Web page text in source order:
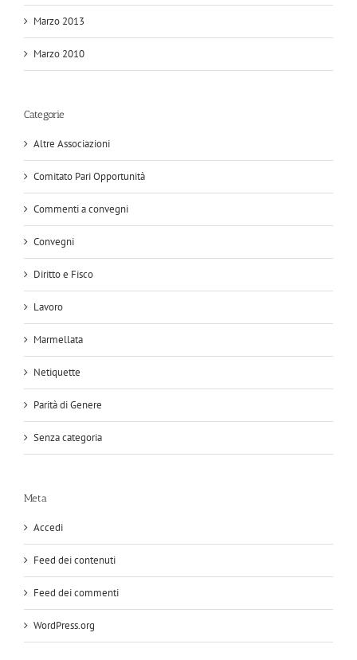
Marzo 2013
Marzo 2010
Categorie
Altre Associazioni
Comitato Pari Opportunità
Commenti a convegni
Convegni
Diritto e Fisco
Lavoro
Marmellata
Netiquette
Parità di Genere
Senza categoria
Meta
Accedi
Feed dei contenuti
Feed dei commenti
WordPress.org